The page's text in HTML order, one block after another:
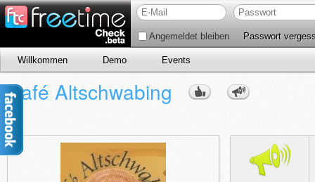
Angemeldet bleiben Passwort
Willkommen Demo Events
Café Altschwabing